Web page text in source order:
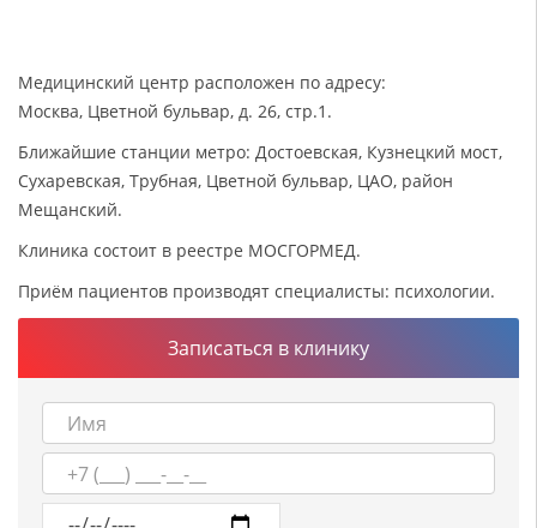
Медицинский центр расположен по адресу:
Москва, Цветной бульвар, д. 26, стр.1.
Ближайшие станции метро: Достоевская, Кузнецкий мост,
Сухаревская, Трубная, Цветной бульвар, ЦАО, район
Мещанский.
Клиника состоит в реестре МОСГОРМЕД.
Приём пациентов производят специалисты: психологии.
Записаться в клинику